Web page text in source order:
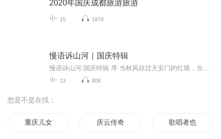
2020年国庆成都旅游旅游
15 1978
慢语诉山河｜国庆特辑
13 808
您是不是在找：
重庆儿女 庆云传奇 歌唱者也